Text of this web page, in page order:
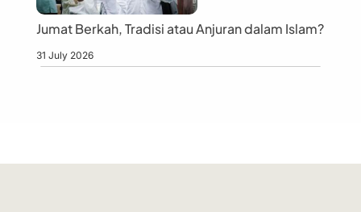
Jumat Berkah, Tradisi atau Anjuran dalam Islam?
31 July 2026